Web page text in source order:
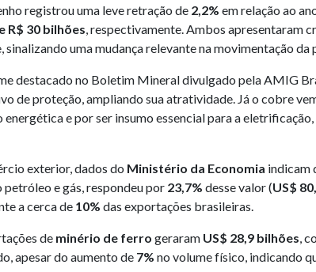
registrou uma leve retração de 2,2% em relação ao
R$ 30 bilhões, respectivamente. Ambos apresentaram
sinalizando uma mudança relevante na movimentação
destacado no Boletim Mineral divulgado pela AMIG
de proteção, ampliando sua atratividade. Já o cobre
energética e por ser insumo essencial para a
exterior, dados do Ministério da Economia indicam
petróleo e gás, respondeu por 23,7% desse valor (US$
a cerca de 10% das exportações brasileiras.
de minério de ferro geraram US$ 28,9 bilhões,
apesar do aumento de 7% no volume físico, indicando